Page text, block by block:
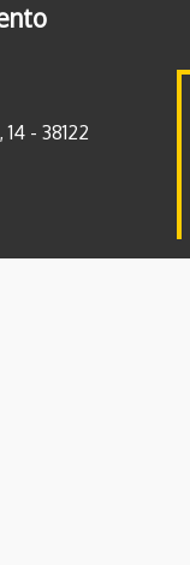
- 38122